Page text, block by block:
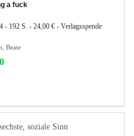
a fuck
192 S. - 24,00 € - Verlagsspende
Beate